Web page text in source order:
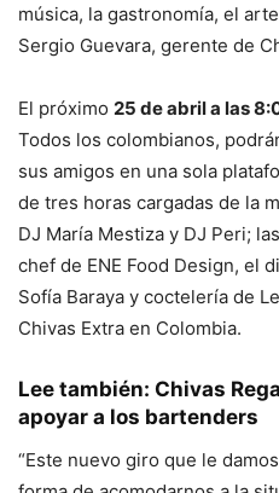
música, la gastronomía, el
Sergio Guevara, gerente de
El próximo 25 de abril a las
Todos los colombianos,
sus amigos en una sola
de tres horas cargadas de la
DJ María Mestiza y DJ Peri;
chef de ENE Food Design, el
Sofía Baraya y coctelería de
Chivas Extra en Colombia.
Lee también: Chivas
apoyar a los bartenders
“Este nuevo giro que le